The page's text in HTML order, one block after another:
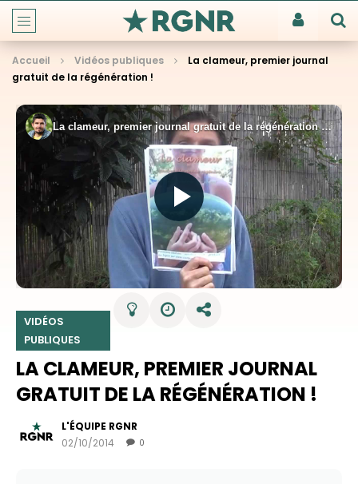
Accueil Vidéos publiques
La clameur, premier journal
gratuit de la régénération !
VIDÉOS
PUBLIQUES
LA CLAMEUR, PREMIER JOURNAL
GRATUIT DE LA RÉGÉNÉRATION !
L'ÉQUIPE RGNR
02/10/2014
0